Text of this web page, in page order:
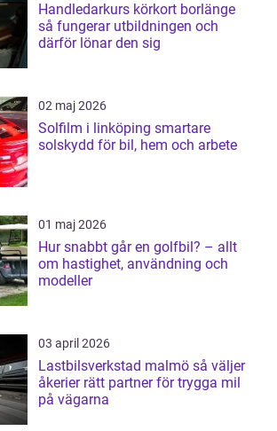
Handledarkurs körkort borlänge
så fungerar utbildningen och
därför lönar den sig
02 maj 2026
Solfilm i linköping smartare
solskydd för bil, hem och arbete
01 maj 2026
Hur snabbt går en golfbil? – allt
om hastighet, användning och
modeller
03 april 2026
Lastbilsverkstad malmö så väljer
åkerier rätt partner för trygga mil
på vägarna